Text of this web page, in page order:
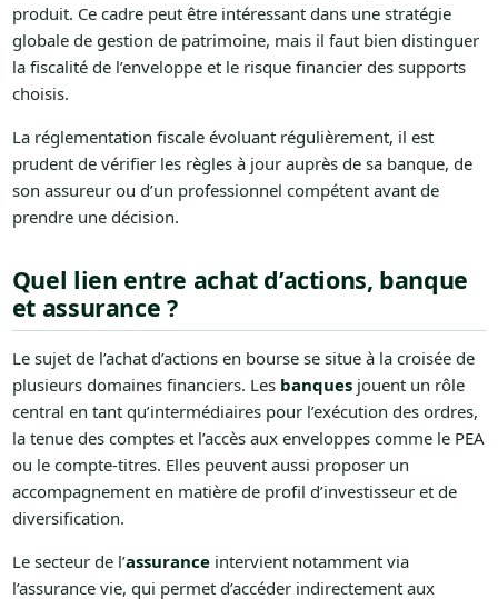
produit. Ce cadre peut être intéressant dans une stratégie
globale de gestion de patrimoine, mais il faut bien distinguer
la fiscalité de l’enveloppe et le risque financier des supports
choisis.
La réglementation fiscale évoluant régulièrement, il est
prudent de vérifier les règles à jour auprès de sa banque, de
son assureur ou d’un professionnel compétent avant de
prendre une décision.
Quel lien entre achat d’actions, banque
et assurance ?
Le sujet de l’achat d’actions en bourse se situe à la croisée de
plusieurs domaines financiers. Les banquesjouent un rôle
central en tant qu’intermédiaires pour l’exécution des ordres,
la tenue des comptes et l’accès aux enveloppes comme le PEA
ou le compte-titres. Elles peuvent aussi proposer un
accompagnement en matière de profil d’investisseur et de
diversification.
Le secteur de l’assuranceintervient notamment via
l’assurance vie, qui permet d’accéder indirectement aux